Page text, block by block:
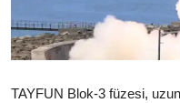
TAYFUN Blok-3 füzesi,